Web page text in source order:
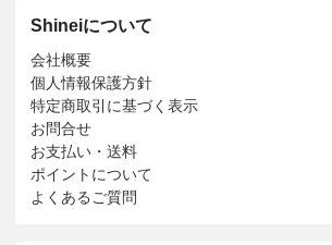
Shineiについて
会社概要
個人情報保護方針
特定商取引に基づく表示
お問合せ
お支払い・送料
ポイントについて
よくあるご質問